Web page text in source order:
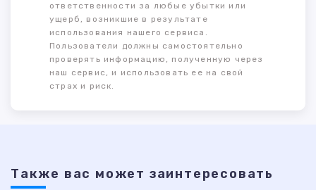
ответственности за любые убытки или
ущерб, возникшие в результате
использования нашего сервиса.
Пользователи должны самостоятельно
проверять информацию, полученную через
наш сервис, и использовать ее на свой
страх и риск.
Также ваc может заинтересовать